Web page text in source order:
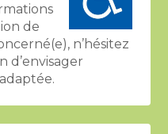
de
n’hésitez
d’envisager